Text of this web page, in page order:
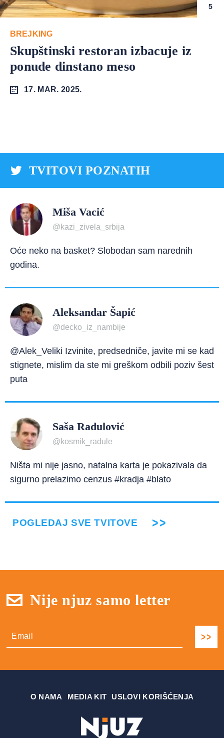
5
BREJKING
Skupštinski restoran izbacuje iz
ponude dinstano meso
17. MAR. 2025.
TVITOVI POZNATIH
Miša Vacić
@kazi_zivela_srbija
Oće neko na basket? Slobodan sam narednih
godina.
Aleksandar Šapić
@decko_iz_nambije
@Alek_Veliki Izvinite, predsedniče, javite mi se kad
stignete, mislim da ste mi greškom odbili poziv šest
puta
Saša Radulović
@kosmik_radule
Ništa mi nije jasno, natalna karta je pokazivala da
sigurno prelazimo cenzus #kradja #blato
POGLEDAJ SVE TVITOVE
Nije njuz samo letter
О NAMA MEDIA KIT USLOVI KORIŠĆENJA